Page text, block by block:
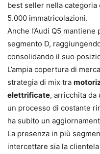
best seller nella
5.000 immatricolazioni.
Anche l’Audi Q5
segmento D,
consolidando il suo
L’ampia copertura di
strategia di mix tra
elettrificate, arricchita da
un processo di costante
ha subito un
La presenza in più
intercettare sia la